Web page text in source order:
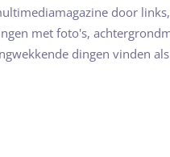
door
met foto's,
dingen vinden